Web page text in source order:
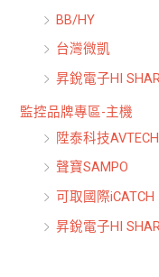
BB/HY
台灣微凱
昇銳電子HI
監控品牌專區-主機
陞泰科技AVTECH
聲寶SAMPO
可取國際iCATCH
昇銳電子HI